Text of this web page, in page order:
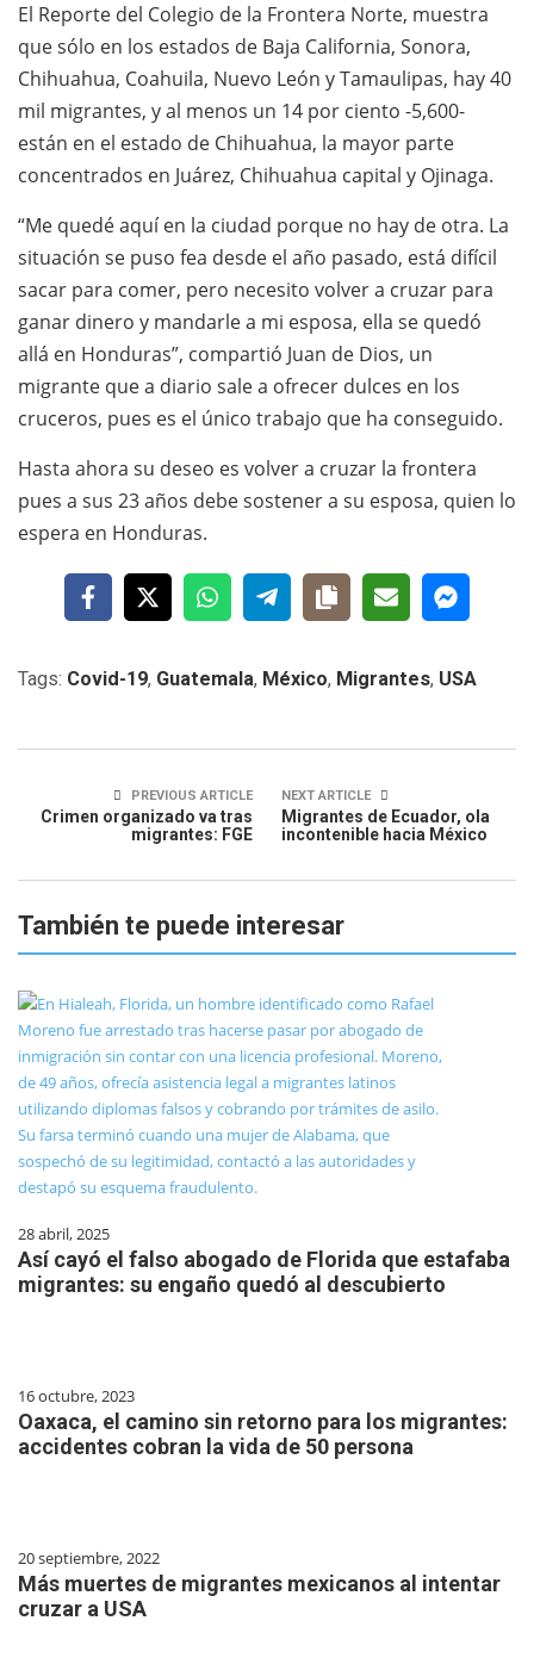
El Reporte del Colegio de la Frontera Norte, muestra
que sólo en los estados de Baja California, Sonora,
Chihuahua, Coahuila, Nuevo León y Tamaulipas, hay 40
mil migrantes, y al menos un 14 por ciento -5,600-
están en el estado de Chihuahua, la mayor parte
concentrados en Juárez, Chihuahua capital y Ojinaga.
“Me quedé aquí en la ciudad porque no hay de otra. La
situación se puso fea desde el año pasado, está difícil
sacar para comer, pero necesito volver a cruzar para
ganar dinero y mandarle a mi esposa, ella se quedó
allá en Honduras”, compartió Juan de Dios, un
migrante que a diario sale a ofrecer dulces en los
cruceros, pues es el único trabajo que ha conseguido.
Hasta ahora su deseo es volver a cruzar la frontera
pues a sus 23 años debe sostener a su esposa, quien lo
espera en Honduras.
Tags: Covid-19, Guatemala, México, Migrantes, USA
PREVIOUS ARTICLE
Crimen organizado va tras
migrantes: FGE
NEXT ARTICLE
Migrantes de Ecuador, ola
incontenible hacia México
También te puede interesar
28 abril, 2025
Así cayó el falso abogado de Florida que estafaba
migrantes: su engaño quedó al descubierto
16 octubre, 2023
Oaxaca, el camino sin retorno para los migrantes:
accidentes cobran la vida de 50 persona
20 septiembre, 2022
Más muertes de migrantes mexicanos al intentar
cruzar a USA